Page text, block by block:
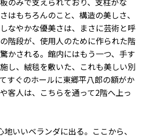
はもちろんのこと、構造の美しさ、
なやかな優美さは、まさに芸術と呼
階段が、使用人のために作られた階
かされる。館内にはもう一つ、手す
し、絨毯を敷いた、これも美しい別
すぐのホールに東郷平八郎の額がか
客人は、こちらを通って2階へ上っ
いいベランダに出る。ここから、